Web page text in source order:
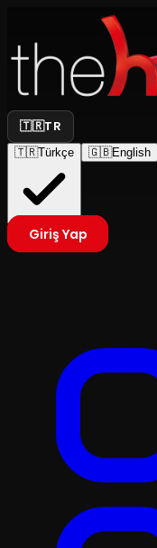
🇹🇷TR
🇹🇷Türkçe 🇬🇧English
Giriş Yap